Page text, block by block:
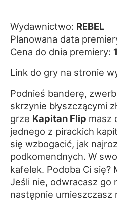
Wydawnictwo: REBEL
Planowana data
Cena do dnia premiery:
Link do gry na stronie
Podnieś banderę,
skrzynie błyszczącymi
grze Kapitan Flip masz
jednego z pirackich
się wzbogacić, jak
podkomendnych. W
kafelek. Podoba Ci się?
Jeśli nie, odwracasz go
następnie umieszczasz